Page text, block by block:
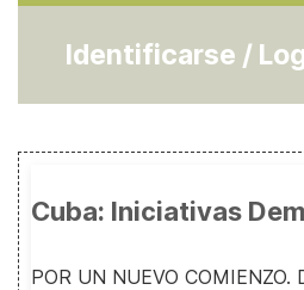
Identificarse /
Cuba: Iniciativas
POR UN NUEVO